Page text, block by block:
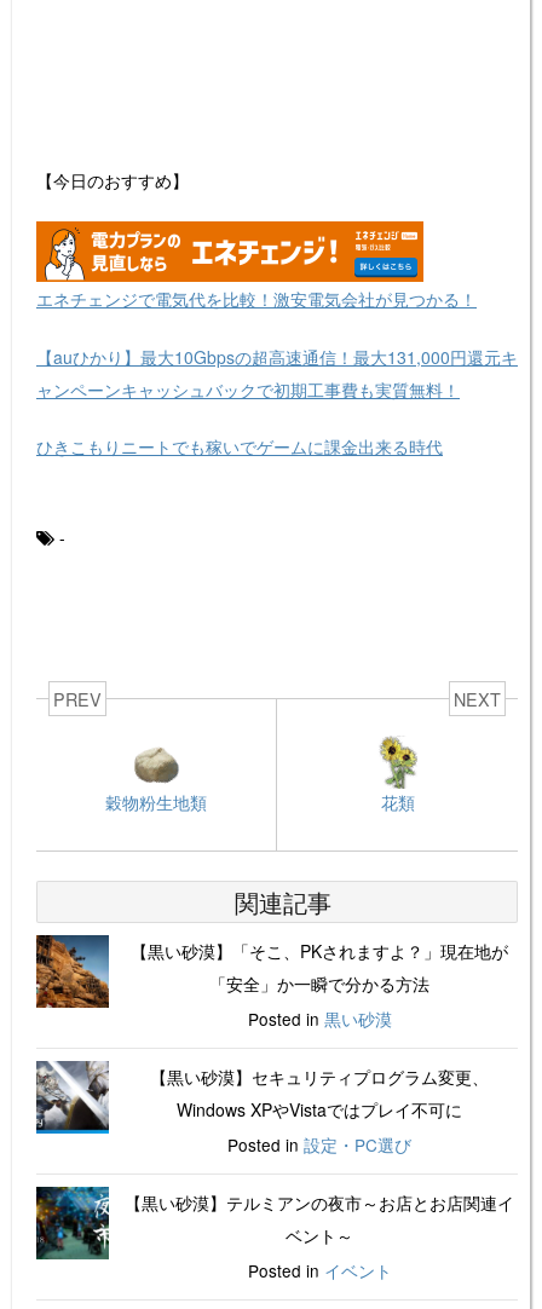
【今日のおすすめ】
エネチェンジで電気代を比較！激安電気会社が見つかる！
【auひかり】最大10Gbpsの超高速通信！最大131,000円還元キ
ャンペーンキャッシュバックで初期工事費も実質無料！
ひきこもりニートでも稼いでゲームに課金出来る時代
-
PREV
穀物粉生地類
NEXT
花類
関連記事
【黒い砂漠】「そこ、PKされますよ？」現在地が
「安全」か一瞬で分かる方法
Posted in 黒い砂漠
【黒い砂漠】セキュリティプログラム変更、
Windows XPやVistaではプレイ不可に
Posted in 設定・PC選び
【黒い砂漠】テルミアンの夜市～お店とお店関連イ
ベント～
Posted in イベント